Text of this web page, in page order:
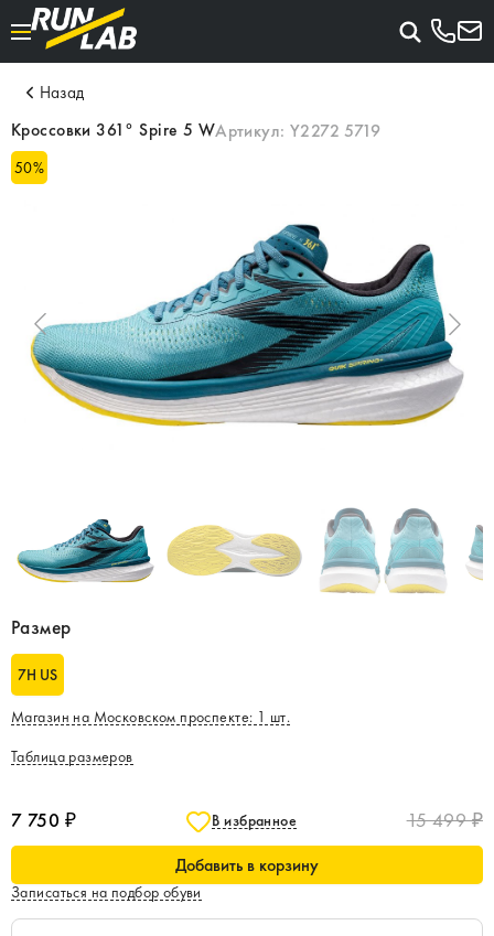
Назад
Кроссовки 361° Spire 5 WАртикул: Y2272 5719
50%
Размер
7H US
Магазин на Московском проспекте: 1 шт.
Таблица размеров
7 750 ₽ В избранное 15 499 ₽
Добавить в корзину
Записаться на подбор обуви